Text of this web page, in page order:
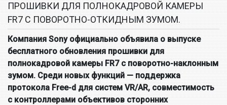
ПРОШИВКИ ДЛЯ ПОЛНОКАДРОВОЙ КАМЕРЫ
FR7 С ПОВОРОТНО-ОТКИДНЫМ ЗУМОМ.
Компания Sony официально объявила о выпуске
бесплатного обновления прошивки для
полнокадровой камеры FR7 с поворотно-наклонным
зумом. Среди новых функций — поддержка
протокола Free-d для систем VR/AR, совместимость
с контроллерами объективов сторонних